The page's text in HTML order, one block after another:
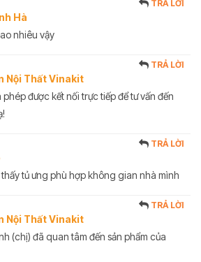
Hà
TRẢ LỜI
nhiêu vậy
Nội Thất Vinakit
TRẢ LỜI
phép được kết nối trực tiếp để tư vấn đến
TRẢ LỜI
tủ ưng phù hợp không gian nhà mình
Nội Thất Vinakit
TRẢ LỜI
(chị) đã quan tâm đến sản phẩm của